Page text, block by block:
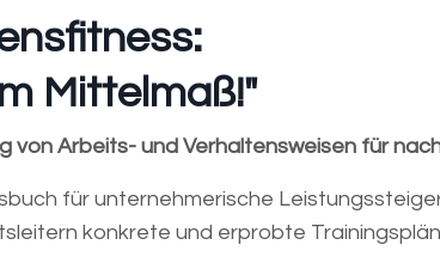
Mittelmaß!"
von Arbeits- und Verhaltensweisen für
für unternehmerische
konkrete und erprobte